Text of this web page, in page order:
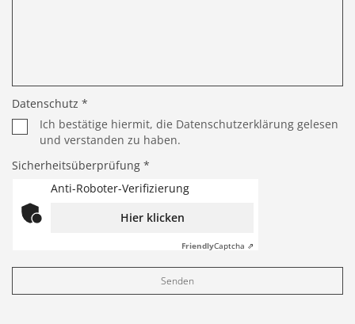
Datenschutz *
Ich bestätige hiermit, die Datenschutzerklärung gelesen
und verstanden zu haben.
Sicherheitsüberprüfung *
Anti-Roboter-Verifizierung
Hier klicken
FriendlyCaptcha ⇗